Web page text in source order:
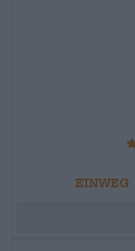
EINWEG